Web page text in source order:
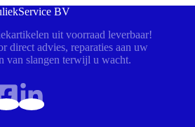
BV
uit voorraad leverbaar!
direct advies, reparaties aan uw
van slangen terwijl u wacht.